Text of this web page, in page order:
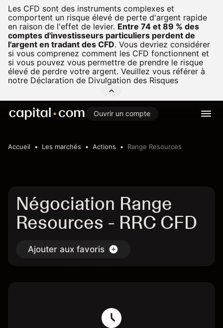
Les CFD sont des instruments complexes et
comportent un risque élevé de perte d'argent rapide
en raison de l'effet de levier. Entre 74 et 89 % des
comptes d'investisseurs particuliers perdent de
l'argent en tradant des CFD. Vous devriez considérer
si vous comprenez comment les CFD fonctionnent et
si vous pouvez vous permettre de prendre le risque
élevé de perdre votre argent. Veuillez vous référer à
notre Déclaration de Divulgation des Risques
Ouvrir un compte
Accueil Les marchés Actions Range Resources
Négociation Range
Resources - RRC CFD
Ajouter aux favoris